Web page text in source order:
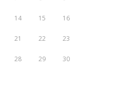
14 15 16
21 22 23
28 29 30